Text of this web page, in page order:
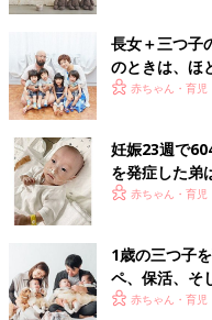
一般社団法人日本多胎支援
同時授乳～」などテーマ
悩みを解決します。各300
回！三
こんに
の三つ
回、「
100回に
ら2年が
運動発達のペースは、一
似ない傾向が。また、一卵
長女＋三つ子
のときは、ほ
ことも…」【
赤ちゃん・育児
妊娠23週で
を発症した弟
【多胎・低出
赤ちゃん・育児
1歳の三つ子
ペ、保活、そ
のリアル【多
赤ちゃん・育児